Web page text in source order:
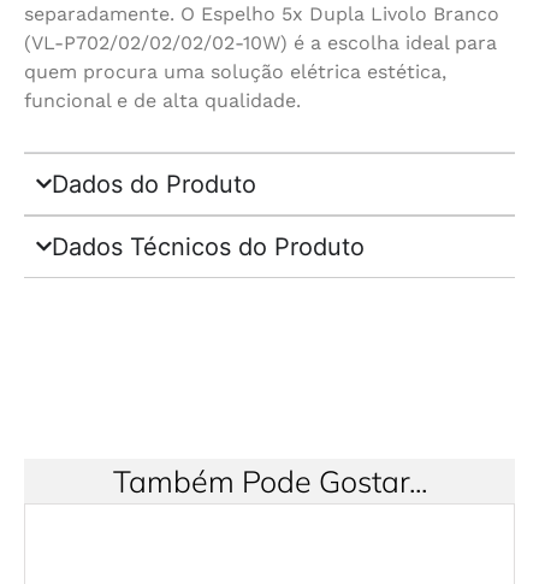
separadamente. O Espelho 5x Dupla Livolo Branco
(VL-P702/02/02/02/02-10W) é a escolha ideal para
quem procura uma solução elétrica estética,
funcional e de alta qualidade.
Dados do Produto
Dados Técnicos do Produto
Também Pode Gostar...